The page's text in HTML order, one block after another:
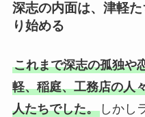
深志の内面は、津軽
り始める
これまで深志の孤独や
軽、稲庭、工務店の人
人たちでした。しかし